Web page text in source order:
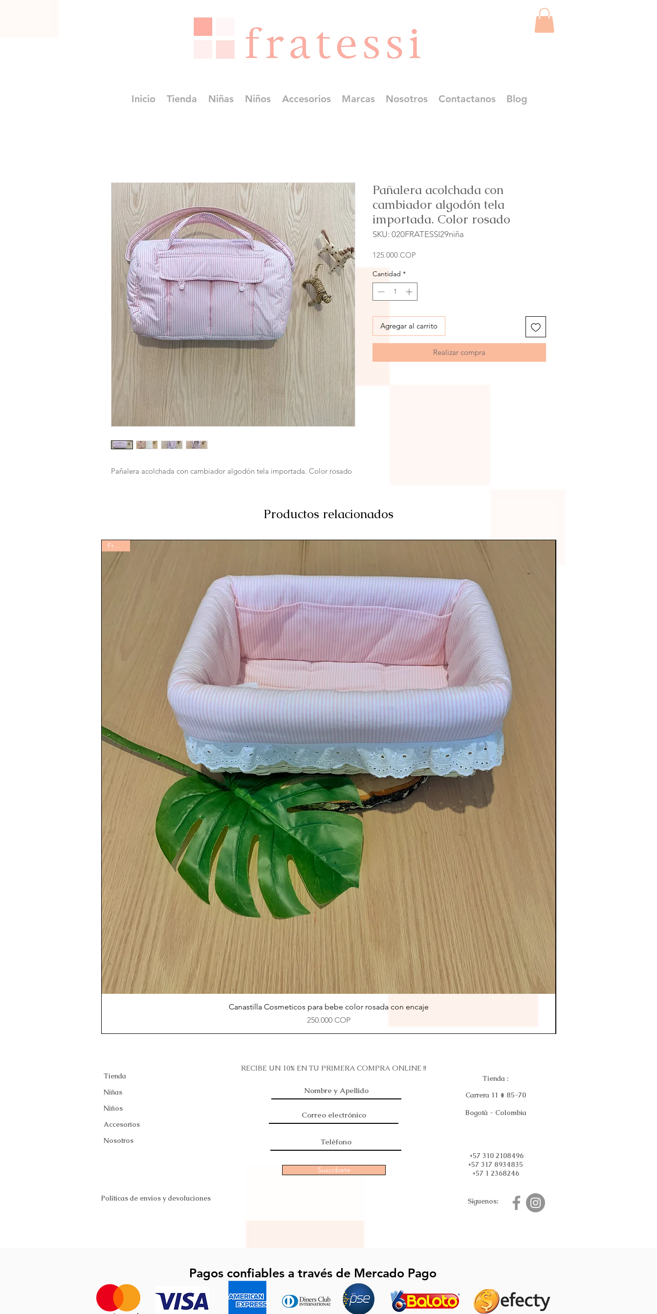
Inicio Tienda Niñas Niños Accesorios Marcas Nosotros Contactanos Blog
Pañalera acolchada con cambiador algodón tela importada. Color rosado
Pañalera acolchada con
cambiador algodón tela
importada. Color rosado
SKU: 020FRATESSI29niña
125.000 COP
Cantidad *
Agregar al carrito
Realizar compra
Productos relacionados
Vista rápida
Fratessi
Canastilla Cosmeticos para bebe color rosada con encaje
Precio
250.000 COP
Tienda
Niñas
Niños
Accesorios
Nosotros
Políticas de envios y devoluciones
RECIBE UN 10% EN TU PRIMERA COMPRA ONLINE !!
Suscribete
Tienda :
Carrera 11 # 85-70
Bogotá - Colombia
+57 310 2108496
+57 317 8934835
+57 1 2368246
Síguenos:
Pagos confiables a través de Mercado Pago